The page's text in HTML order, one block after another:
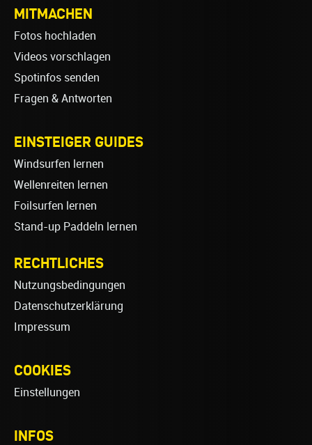
MITMACHEN
Fotos hochladen
Videos vorschlagen
Spotinfos senden
Fragen & Antworten
EINSTEIGER GUIDES
Windsurfen lernen
Wellenreiten lernen
Foilsurfen lernen
Stand-up Paddeln lernen
RECHTLICHES
Nutzungsbedingungen
Datenschutzerklärung
Impressum
COOKIES
Einstellungen
INFOS